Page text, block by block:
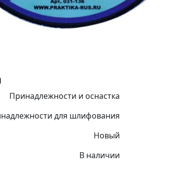
Принадлежности и оснастка
для шлифования
Новый
В наличии